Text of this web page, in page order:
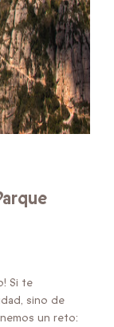
Si te
sino de
un reto: